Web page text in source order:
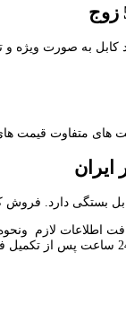
های متفاوت
به قیمت عمده در مجموعه آراد
اطلاعات لازم